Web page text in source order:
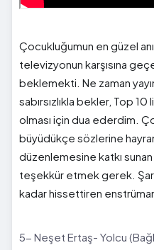
Çocukluğumun en güzel
televizyonun karşısına
beklemekti. Ne zaman
sabırsızlıkla bekler, Top
olması için dua ederdim.
büyüdükçe sözlerine
düzenlemesine katkı
teşekkür etmek gerek.
kadar hissettiren
5- Neşet Ertaş- Yolcu